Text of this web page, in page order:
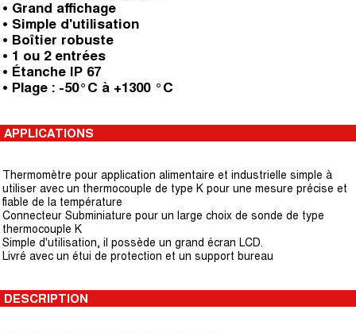
• Grand affichage
• Simple d'utilisation
• Boîtier robuste
• 1 ou 2 entrées
• Étanche IP 67
• Plage : -50°C à +1300 °C
APPLICATIONS
Thermomètre pour application alimentaire et industrielle simple à
utiliser avec un thermocouple de type K pour une mesure précise et
fiable de la température
Connecteur Subminiature pour un large choix de sonde de type
thermocouple K
Simple d'utilisation, il possède un grand écran LCD.
Livré avec un étui de protection et un support bureau
DESCRIPTION